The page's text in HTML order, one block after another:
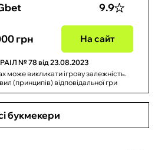
9.9
грн На сайт
№ 78 від 23.08.2023
може викликати ігрову залежність.
(принципів) відповідальної гри
букмекери